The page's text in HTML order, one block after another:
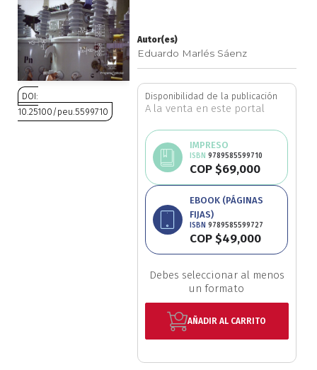
Biología
Ciencias
Ciencia política
Ciencias Sociales
galería
de
imágenes
DOI:
10.25100/peu.5599710
Autor(es)
Eduardo Marlés Sáenz
Disponibilidad de la publicación
A la venta en este portal
IMPRESO
ISBN9789585599710
COP $69,000
EBOOK (PÁGINAS
FIJAS)
ISBN9789585599727
COP $49,000
Debes seleccionar al menos
un formato
AÑADIR AL CARRITO